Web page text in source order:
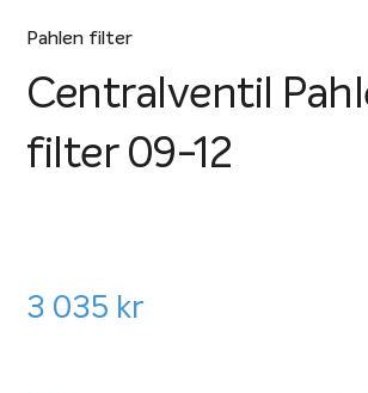
Pahlen filter
Centralventil
filter 09-12
3 035 kr